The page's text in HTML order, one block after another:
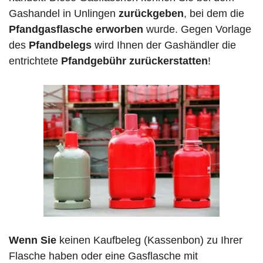
Gashandel in Unlingen zurückgeben, bei dem die
Pfandgasflasche erworben wurde. Gegen Vorlage
des Pfandbelegs wird Ihnen der Gashändler die
entrichtete Pfandgebühr zurückerstatten!
Wenn Sie keinen Kaufbeleg (Kassenbon) zu Ihrer
Flasche haben oder eine Gasflasche mit